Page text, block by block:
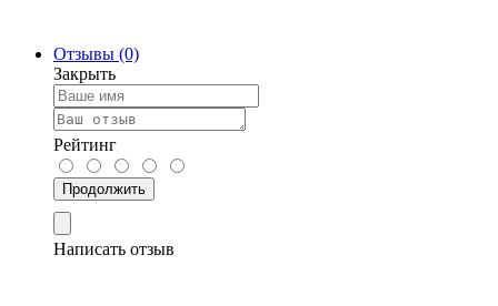
Отзывы (0)
Закрыть
Рейтинг
Продолжить
Написать отзыв